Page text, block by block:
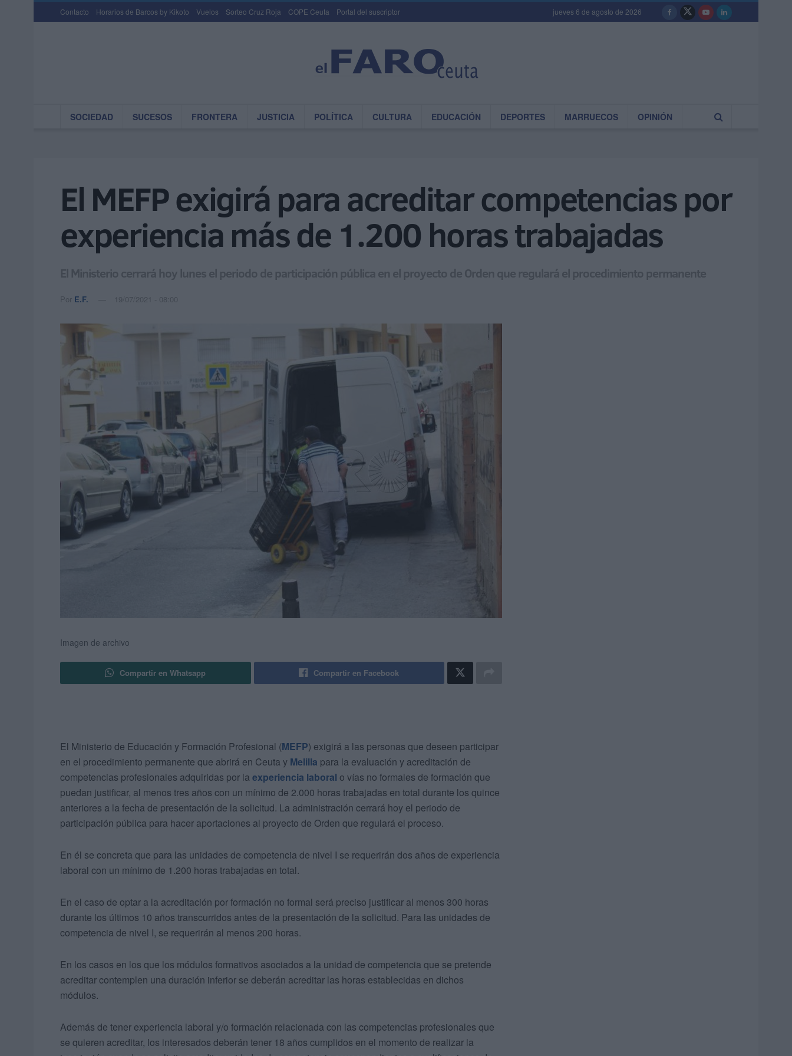
Contacto Horarios de Barcos by Kikoto Vuelos Sorteo Cruz Roja COPE Ceuta Portal del suscriptor jueves 6 de agosto de 2026
SOCIEDAD SUCESOS FRONTERA JUSTICIA POLÍTICA CULTURA EDUCACIÓN DEPORTES MARRUECOS OPINIÓN
El MEFP exigirá para acreditar competencias por
experiencia más de 1.200 horas trabajadas
El Ministerio cerrará hoy lunes el periodo de participación pública en el proyecto de Orden que regulará el procedimiento permanente
Por E.F. 19/07/2021 - 08:00
Imagen de archivo
Compartir en Whatsapp Compartir en Facebook
El Ministerio de Educación y Formación Profesional (MEFP) exigirá a las personas que deseen participar
en el procedimiento permanente que abrirá en Ceuta y Melilla para la evaluación y acreditación de
competencias profesionales adquiridas por la experiencia laboral o vías no formales de formación que
puedan justificar, al menos tres años con un mínimo de 2.000 horas trabajadas en total durante los quince
anteriores a la fecha de presentación de la solicitud. La administración cerrará hoy el periodo de
participación pública para hacer aportaciones al proyecto de Orden que regulará el proceso.
En él se concreta que para las unidades de competencia de nivel I se requerirán dos años de experiencia
laboral con un mínimo de 1.200 horas trabajadas en total.
En el caso de optar a la acreditación por formación no formal será preciso justificar al menos 300 horas
durante los últimos 10 años transcurridos antes de la presentación de la solicitud. Para las unidades de
competencia de nivel I, se requerirán al menos 200 horas.
En los casos en los que los módulos formativos asociados a la unidad de competencia que se pretende
acreditar contemplen una duración inferior se deberán acreditar las horas establecidas en dichos
módulos.
Además de tener experiencia laboral y/o formación relacionada con las competencias profesionales que
se quieren acreditar, los interesados deberán tener 18 años cumplidos en el momento de realizar la